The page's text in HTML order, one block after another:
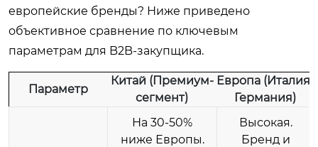
европейские бренды? Ниже приведено
объективное сравнение по ключевым
параметрам для B2B-закупщика.
Параметр
Китай (Премиум-
сегмент)
Европа (Италия/
Германия)
На 30-50%
ниже Европы.
Высокая.
Бренд и